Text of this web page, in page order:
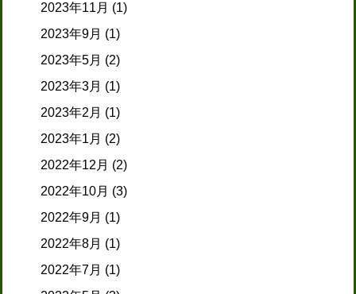
2023年11月 (1)
2023年9月 (1)
2023年5月 (2)
2023年3月 (1)
2023年2月 (1)
2023年1月 (2)
2022年12月 (2)
2022年10月 (3)
2022年9月 (1)
2022年8月 (1)
2022年7月 (1)